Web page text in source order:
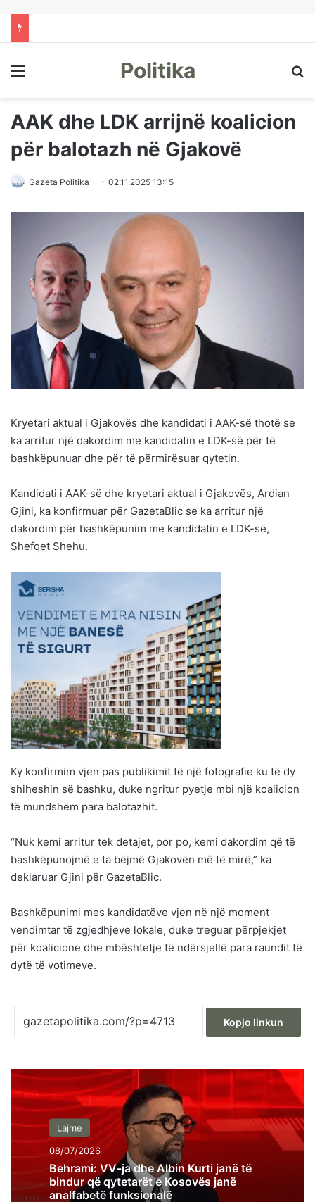
Menu Politika
AAK dhe LDK arrijnë koalicion
për balotazh në Gjakovë
Gazeta Politika 02.11.2025 13:15
Kryetari aktual i Gjakovës dhe kandidati i AAK-së thotë se
ka arritur një dakordim me kandidatin e LDK-së për të
bashkëpunuar dhe për të përmirësuar qytetin.
Kandidati i AAK-së dhe kryetari aktual i Gjakovës, Ardian
Gjini, ka konfirmuar për GazetaBlic se ka arritur një
dakordim për bashkëpunim me kandidatin e LDK-së,
Shefqet Shehu.
Ky konfirmim vjen pas publikimit të një fotografie ku të dy
shiheshin së bashku, duke ngritur pyetje mbi një koalicion
të mundshëm para balotazhit.
“Nuk kemi arritur tek detajet, por po, kemi dakordim që të
bashkëpunojmë e ta bëjmë Gjakovën më të mirë,” ka
deklaruar Gjini për GazetaBlic.
Bashkëpunimi mes kandidatëve vjen në një moment
vendimtar të zgjedhjeve lokale, duke treguar përpjekjet
për koalicione dhe mbështetje të ndërsjellë para raundit të
dytë të votimeve.
Kopjo linkun
Lajme
08/07/2026
Behrami: VV-ja dhe Albin Kurti janë të
bindur që qytetarët e Kosovës janë
analfabetë funksionalë